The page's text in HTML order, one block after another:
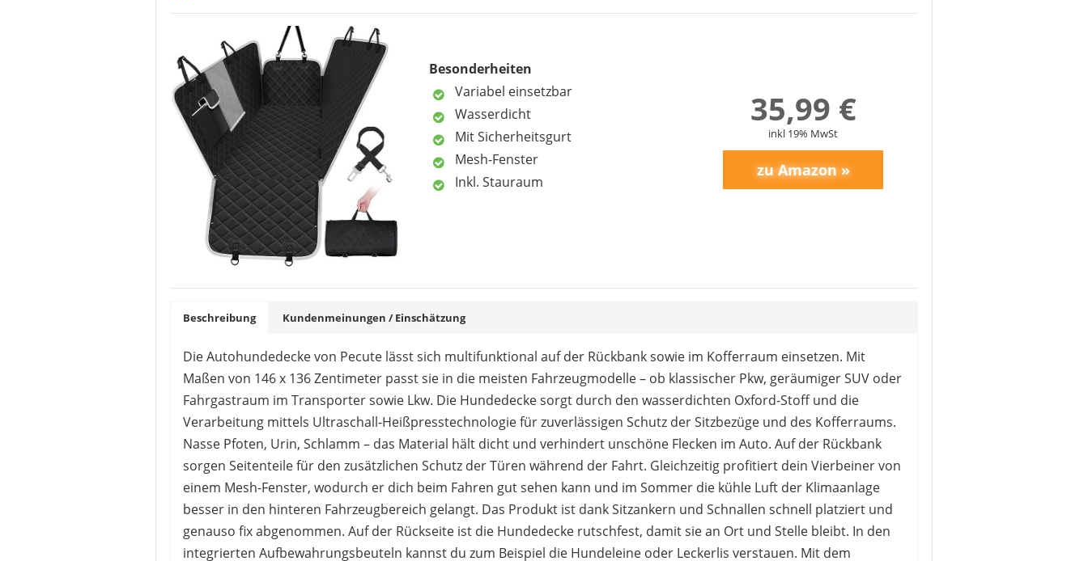
29,99 €
4 5 6 7 8 9 10
Besonderheiten
Variabel einsetzbar
Wasserdicht
Mit Sicherheitsgurt
Mesh-Fenster
Inkl. Stauraum
35,99 €
inkl 19% MwSt
Beschreibung Kundenmeinungen / Einschätzung
Die Autohundedecke von Pecute lässt sich multifunktional auf der Rückbank sowie im Kofferraum einsetzen. Mit
Maßen von 146 x 136 Zentimeter passt sie in die meisten Fahrzeugmodelle – ob klassischer Pkw, geräumiger SUV oder
Fahrgastraum im Transporter sowie Lkw. Die Hundedecke sorgt durch den wasserdichten Oxford-Stoff und die
Verarbeitung mittels Ultraschall-Heißpresstechnologie für zuverlässigen Schutz der Sitzbezüge und des Kofferraums.
Nasse Pfoten, Urin, Schlamm – das Material hält dicht und verhindert unschöne Flecken im Auto. Auf der Rückbank
sorgen Seitenteile für den zusätzlichen Schutz der Türen während der Fahrt. Gleichzeitig profitiert dein Vierbeiner von
einem Mesh-Fenster, wodurch er dich beim Fahren gut sehen kann und im Sommer die kühle Luft der Klimaanlage
besser in den hinteren Fahrzeugbereich gelangt. Das Produkt ist dank Sitzankern und Schnallen schnell platziert und
genauso fix abgenommen. Auf der Rückseite ist die Hundedecke rutschfest, damit sie an Ort und Stelle bleibt. In den
integrierten Aufbewahrungsbeuteln kannst du zum Beispiel die Hundeleine oder Leckerlis verstauen. Mit dem